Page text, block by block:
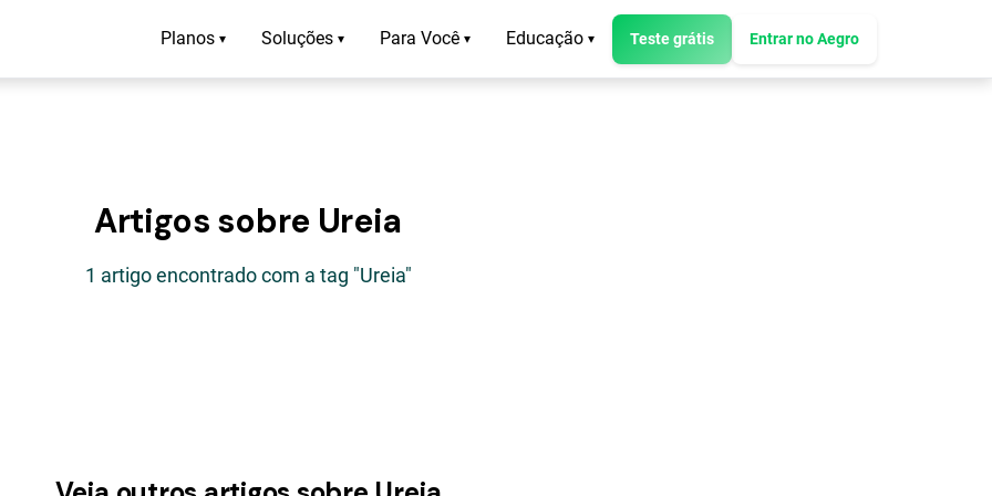
Planos ▾ Soluções ▾ Para Você ▾ Educação ▾ Teste grátis Entrar no Aegro
Artigos sobre Ureia
1 artigo encontrado com a tag "Ureia"